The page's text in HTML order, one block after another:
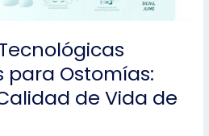
para Ostomías:
de Vida de